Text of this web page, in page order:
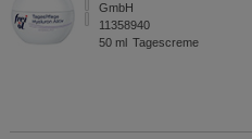
GmbH
11358940
50 ml Tagescreme